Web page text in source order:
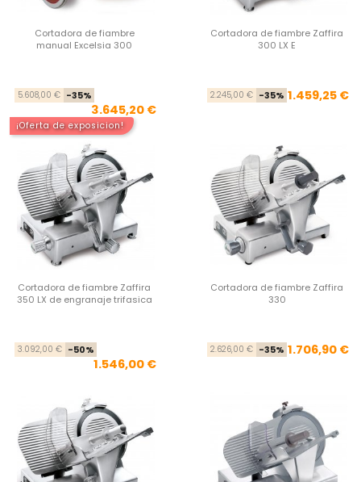
Cortadora de fiambre
manual Excelsia 300
Precio base
5.608,00 € -35%
3.645,20 €
Cortadora de fiambre Zaffira
300 LX E
2.245,00 € -35% 1.459,25 €
¡Oferta de exposicion!
Cortadora de fiambre Zaffira
350 LX de engranaje trifasica
Precio base
3.092,00 € -50%
1.546,00 €
Cortadora de fiambre Zaffira
330
2.626,00 € -35% 1.706,90 €